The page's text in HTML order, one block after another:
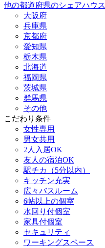
他の都道府県のシェアハウス
大阪府
兵庫県
京都府
愛知県
栃木県
北海道
福岡県
茨城県
群馬県
その他
こだわり条件
女性専用
男女共用
2人入居OK
友人の宿泊OK
駅チカ（5分以内）
キッチン充実
広々バスルーム
6帖以上の個室
水回り付個室
家具付個室
セキュリティ
ワーキングスペース